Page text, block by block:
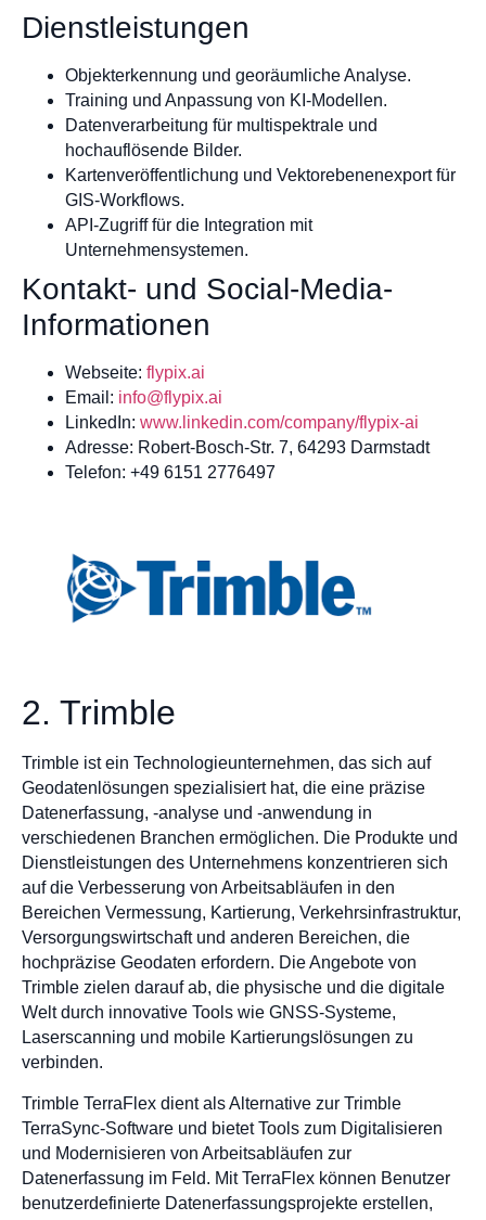
Dienstleistungen
Objekterkennung und georäumliche Analyse.
Training und Anpassung von KI-Modellen.
Datenverarbeitung für multispektrale und
hochauflösende Bilder.
Kartenveröffentlichung und Vektorebenenexport für
GIS-Workflows.
API-Zugriff für die Integration mit
Unternehmensystemen.
Kontakt- und Social-Media-
Informationen
Webseite: flypix.ai
Email: info@flypix.ai
LinkedIn: www.linkedin.com/company/flypix-ai
Adresse: Robert-Bosch-Str. 7, 64293 Darmstadt
Telefon: +49 6151 2776497
2. Trimble
Trimble ist ein Technologieunternehmen, das sich auf
Geodatenlösungen spezialisiert hat, die eine präzise
Datenerfassung, -analyse und -anwendung in
verschiedenen Branchen ermöglichen. Die Produkte und
Dienstleistungen des Unternehmens konzentrieren sich
auf die Verbesserung von Arbeitsabläufen in den
Bereichen Vermessung, Kartierung, Verkehrsinfrastruktur,
Versorgungswirtschaft und anderen Bereichen, die
hochpräzise Geodaten erfordern. Die Angebote von
Trimble zielen darauf ab, die physische und die digitale
Welt durch innovative Tools wie GNSS-Systeme,
Laserscanning und mobile Kartierungslösungen zu
verbinden.
Trimble TerraFlex dient als Alternative zur Trimble
TerraSync-Software und bietet Tools zum Digitalisieren
und Modernisieren von Arbeitsabläufen zur
Datenerfassung im Feld. Mit TerraFlex können Benutzer
benutzerdefinierte Datenerfassungsprojekte erstellen,